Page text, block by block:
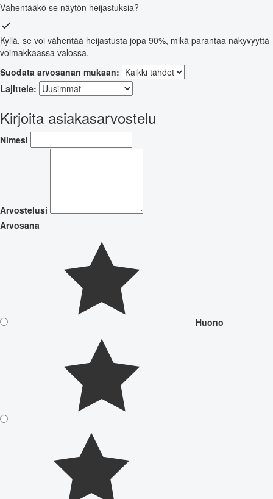
Vähentääkö se näytön heijastuksia?
Kyllä, se voi vähentää heijastusta jopa 90%, mikä parantaa näkyvyyttä
voimakkaassa valossa.
Suodata arvosanan mukaan:
Lajittele:
Kirjoita asiakasarvostelu
Nimesi
Arvostelusi
Arvosana
Huono